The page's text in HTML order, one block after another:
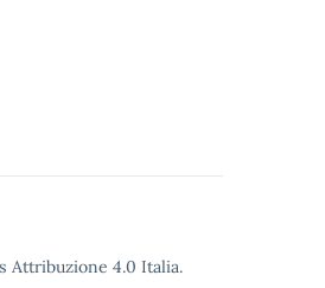
Attribuzione 4.0 Italia.